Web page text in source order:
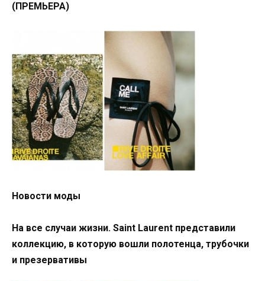
(ПРЕМЬЕРА)
Новости моды
На все случаи жизни. Saint Laurent представили
коллекцию, в которую вошли полотенца, трубочки
и презервативы